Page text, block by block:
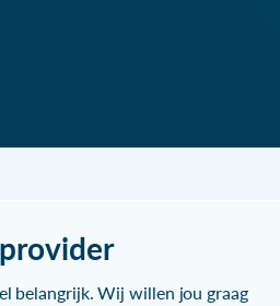
belangrijk. Wij willen jou graag